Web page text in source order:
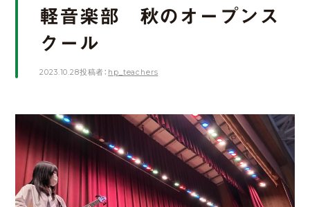
軽音楽部 秋のオープンス
クール
2023.10.28投稿者： hp_teachers